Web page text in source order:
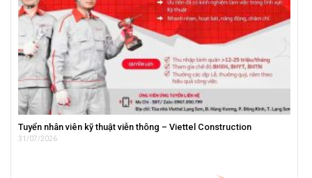
Tuyển nhân viên kỹ thuật viễn thông – Viettel Construction
31/07/2026